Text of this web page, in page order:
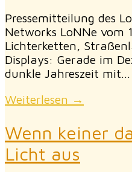
Pressemitteilung des
Networks LoNNe vom
Lichterketten,
Displays: Gerade im
dunkle Jahreszeit mit…
Weiterlesen →
Wenn keiner
Licht aus